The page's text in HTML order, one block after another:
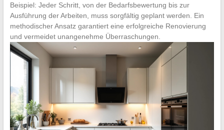
Beispiel: Jeder Schritt, von der Bedarfsbewertung bis zur
Ausführung der Arbeiten, muss sorgfältig geplant werden. Ein
methodischer Ansatz garantiert eine erfolgreiche Renovierung
und vermeidet unangenehme Überraschungen.